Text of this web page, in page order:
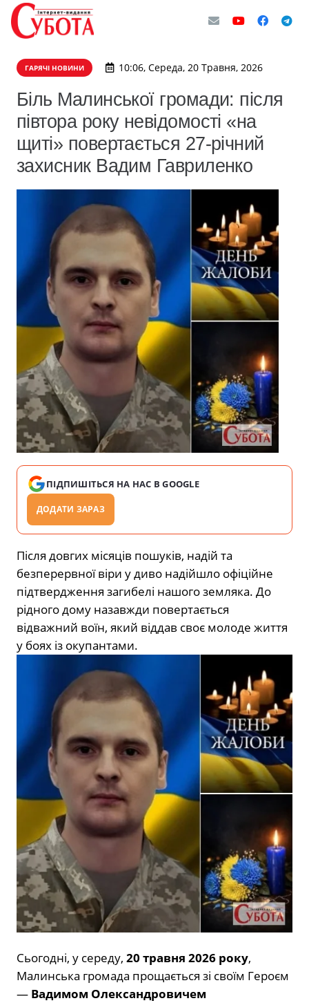
ГАРЯЧІ НОВИНИ 10:06, Середа, 20 Травня, 2026
Біль Малинської громади: після
півтора року невідомості «на
щиті» повертається 27-річний
захисник Вадим Гавриленко
ПІДПИШІТЬСЯ НА НАС В GOOGLE
ДОДАТИ ЗАРАЗ
Після довгих місяців пошуків, надій та
безперервної віри у диво надійшло офіційне
підтвердження загибелі нашого земляка. До
рідного дому назавжди повертається
відважний воїн, який віддав своє молоде життя
у боях із окупантами.
Сьогодні, у середу, 20 травня 2026 року,
Малинська громада прощається зі своїм Героєм
— Вадимом Олександровичем